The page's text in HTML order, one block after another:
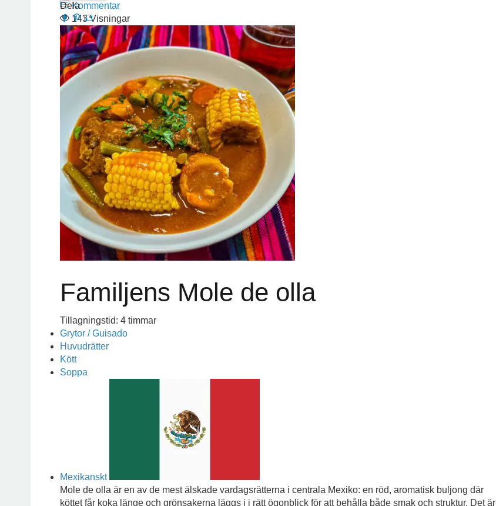
Kommentar
143 Visningar
Dela
Familjens Mole de olla
Tillagningstid: 4 timmar
Grytor / Guisado
Huvudrätter
Kött
Soppa
Mexikanskt
Mole de olla är en av de mest älskade vardagsrätterna i centrala Mexiko: en röd, aromatisk buljong där
köttet får koka länge och grönsakerna läggs i i rätt ögonblick för att behålla både smak och struktur. Det är